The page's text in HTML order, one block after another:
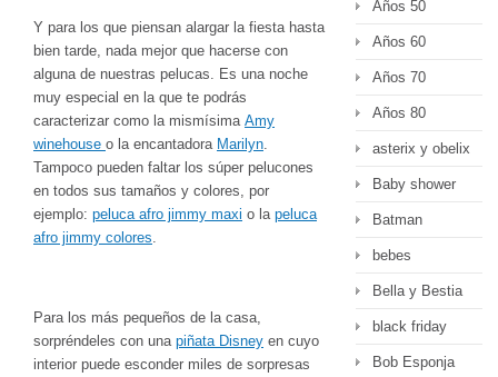
Y para los que piensan alargar la fiesta hasta
bien tarde, nada mejor que hacerse con
alguna de nuestras pelucas. Es una noche
muy especial en la que te podrás
caracterizar como la mismísima Amy
winehouse o la encantadora Marilyn
Tampoco pueden faltar los súper pelucones
en todos sus tamaños y colores, por
ejemplo: peluca afro jimmy maxi o la peluca
afro jimmy colores
Para los más pequeños de la casa,
sorpréndeles con una piñata Disney en cuyo
interior puede esconder miles de sorpresas
Años 50
Años 60
Años 70
Años 80
asterix y obelix
Baby shower
Batman
bebes
Bella y Bestia
black friday
Bob Esponja